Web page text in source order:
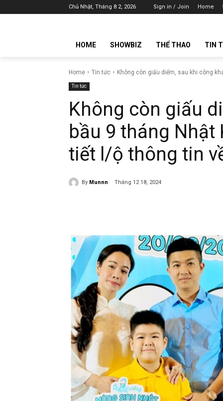
Chủ Nhật, Tháng 8 2, 2026 Sign in / Join Home
HOME SHOWBIZ THỂ THAO TIN
Home Tin tức Không còn giấu diếm, sau khi công
Tin tức
Không còn giấu
bầu 9 tháng
tiết l/ộ thông tin
By Munnn Tháng 12 18, 2024